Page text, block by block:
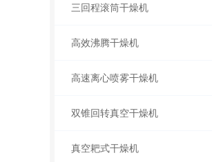
三回程滚筒干燥机
高效沸腾干燥机
高速离心喷雾干燥机
双锥回转真空干燥机
真空耙式干燥机